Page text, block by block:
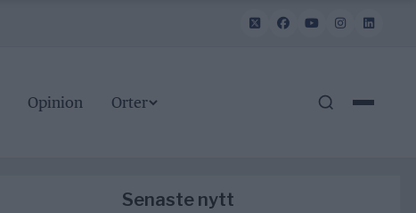
Opinion Orter
Senaste nytt